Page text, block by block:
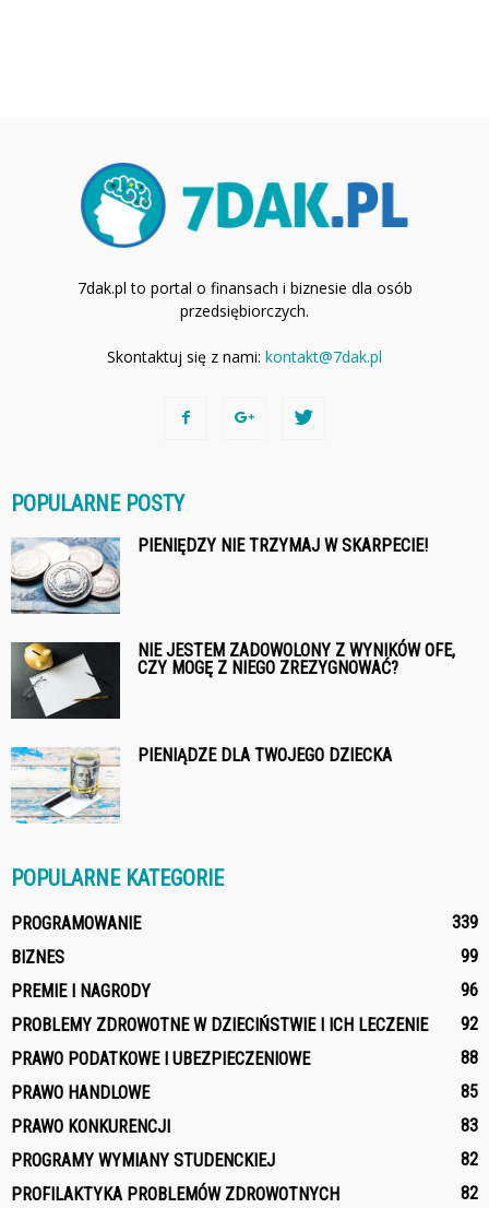
7dak.pl to portal o finansach i biznesie dla osób
przedsiębiorczych.
Skontaktuj się z nami: kontakt@7dak.pl
POPULARNE POSTY
PIENIĘDZY NIE TRZYMAJ W SKARPECIE!
NIE JESTEM ZADOWOLONY Z WYNIKÓW OFE,
CZY MOGĘ Z NIEGO ZREZYGNOWAĆ?
PIENIĄDZE DLA TWOJEGO DZIECKA
POPULARNE KATEGORIE
PROGRAMOWANIE
339
BIZNES
99
PREMIE I NAGRODY
96
PROBLEMY ZDROWOTNE W DZIECIŃSTWIE I ICH LECZENIE
92
PRAWO PODATKOWE I UBEZPIECZENIOWE
88
PRAWO HANDLOWE
85
PRAWO KONKURENCJI
83
PROGRAMY WYMIANY STUDENCKIEJ
82
PROFILAKTYKA PROBLEMÓW ZDROWOTNYCH
82